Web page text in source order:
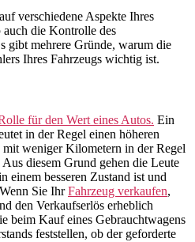
verschiedene Aspekte Ihres
auch die Kontrolle des
gibt mehrere Gründe, warum die
Ihres Fahrzeugs wichtig ist.
für den Wert eines Autos. Ein
in der Regel einen höheren
weniger Kilometern in der Regel
diesem Grund gehen die Leute
einem besseren Zustand ist und
Sie IhrFahrzeug verkaufen,
den Verkaufserlös erheblich
beim Kauf eines Gebrauchtwagens
feststellen, ob der geforderte